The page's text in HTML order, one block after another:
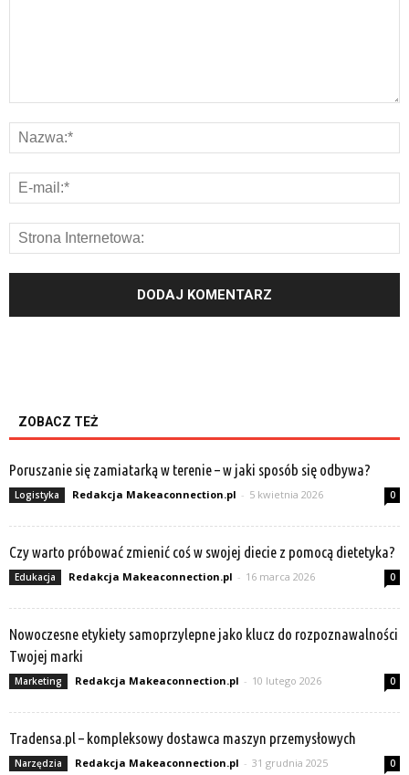
ZOBACZ TEŻ
Poruszanie się zamiatarką w terenie – w jaki sposób się odbywa?
Logistyka Redakcja Makeaconnection.pl - 5 kwietnia 2026 0
Czy warto próbować zmienić coś w swojej diecie z pomocą dietetyka?
Edukacja Redakcja Makeaconnection.pl - 16 marca 2026 0
Nowoczesne etykiety samoprzylepne jako klucz do rozpoznawalności
Twojej marki
Marketing Redakcja Makeaconnection.pl - 10 lutego 2026 0
Tradensa.pl – kompleksowy dostawca maszyn przemysłowych
Narzędzia Redakcja Makeaconnection.pl - 31 grudnia 2025 0